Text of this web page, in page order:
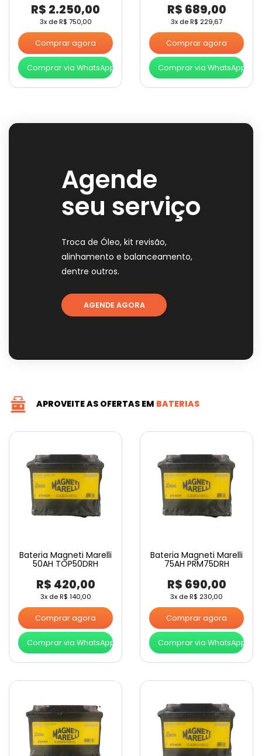
R$ 2.250,00
3x deR$ 750,00
Comprar agora
Comprar via WhatsApp
R$ 689,00
3x deR$ 229,67
Comprar agora
Comprar via WhatsApp
Agende
seu serviço
Troca de Óleo, kit revisão,
alinhamento e balanceamento,
dentre outros.
AGENDE AGORA
APROVEITE AS OFERTAS EM BATERIAS
Bateria Magneti Marelli
50AH TOP50DRH
R$ 420,00
3x deR$ 140,00
Comprar agora
Comprar via WhatsApp
Bateria Magneti Marelli
75AH PRM75DRH
R$ 690,00
3x deR$ 230,00
Comprar agora
Comprar via WhatsApp